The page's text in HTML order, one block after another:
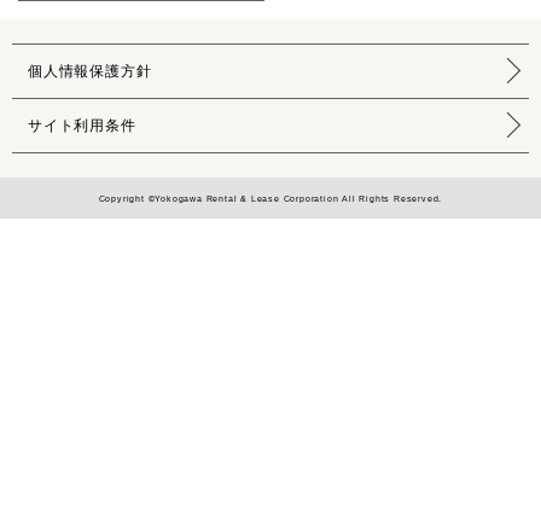
個人情報保護方針
サイト利用条件
Copyright ©Yokogawa Rental & Lease Corporation All Rights Reserved.